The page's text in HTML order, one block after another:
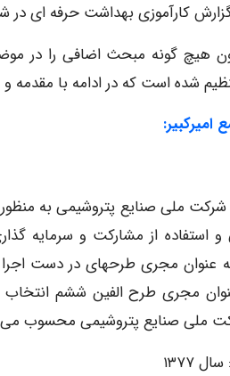
کارآموزی بهداشت حرفه ای در
ملی صنایع پتروشیمی به
و استفاده از مشارکت و سرمایه
عنوان مجری طرح الفین ششم
ملیصنایع پتروشیمی محسوب
۱۳۷۷